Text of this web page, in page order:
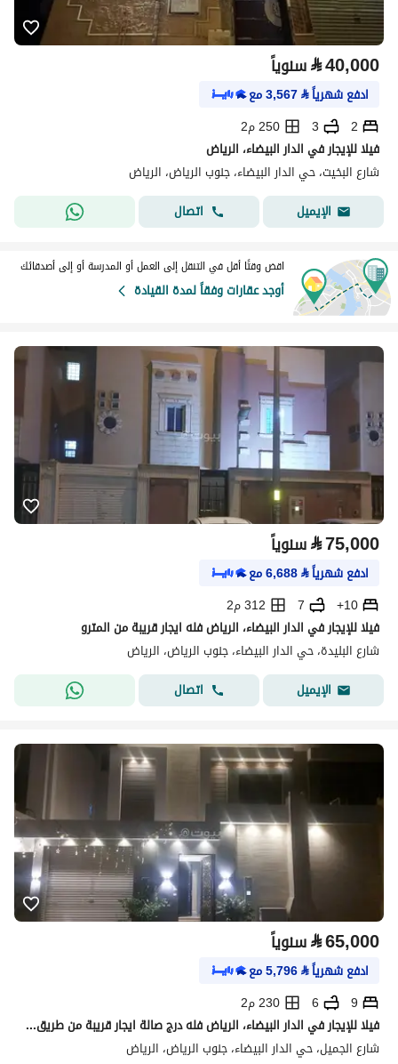
⃁40,000 سنوياً
ادفع شهرياً⃁
3,567مع
2
3
250 م2
فيلا للإيجار في الدار البيضاء، الرياض
شارع البخيت، حي الدار البيضاء، جنوب الرياض، الرياض
الإيميل
اتصال
اقض وقتًا أقل في التنقل إلى العمل أو المدرسة أو إلى أصدقائك
أوجد عقارات وفقاً لمدة القيادة
⃁75,000 سنوياً
ادفع شهرياً⃁
6,688مع
10+
7
312 م2
فيلا للإيجار في الدار البيضاء، الرياض فله ايجار قريبة من المترو
شارع البليدة، حي الدار البيضاء، جنوب الرياض، الرياض
الإيميل
اتصال
⃁65,000 سنوياً
ادفع شهرياً⃁
5,796مع
9
6
230 م2
فيلا للإيجار في الدار البيضاء، الرياض فله درج صالة ايجار قريبة من طريق عرفات
شارع الجميل، حي الدار البيضاء، جنوب الرياض، الرياض